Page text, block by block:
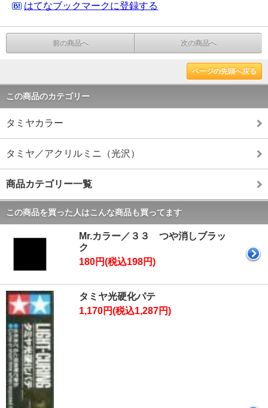
はてなブックマークに登録する
前の商品へ 次の商品へ
ページの先頭へ戻る
この商品のカテゴリー
タミヤカラー
タミヤ／アクリルミニ（光沢）
商品カテゴリー一覧
この商品を買った人はこんな商品も買ってます
Mr.カラー／３３ つや消しブラッ
ク
180円(税込198円)
タミヤ光硬化パテ
1,170円(税込1,287円)